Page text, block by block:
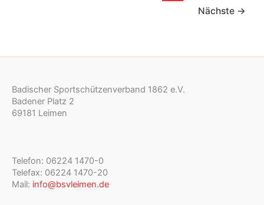
Nächste →
Badischer Sportschützenverband 1862 e.V.
Badener Platz 2
69181 Leimen
Telefon: 06224 1470-0
Telefax: 06224 1470-20
Mail: info@bsvleimen.de